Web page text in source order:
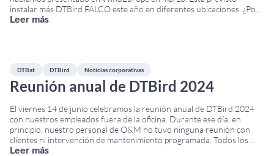
instalar más DTBird FALCO este año en diferentes ubicaciones. ¿Por
qué «FALCO»? Queríamos rendir homenaje a una de las familias de
Leer más
DTBat DTBird Noticias corporativas
Reunión anual de DTBird 2024
El viernes 14 de junio celebramos la reunión anual de DTBird 2024
con nuestros empleados fuera de la oficina. Durante ese día, en
principio, nuestro personal de O&M no tuvo ninguna reunión con
clientes ni intervención de mantenimiento programada. Todos los
sistemas DTBird y DTBat a nivel mundial estaban operativos y bajo
Leer más